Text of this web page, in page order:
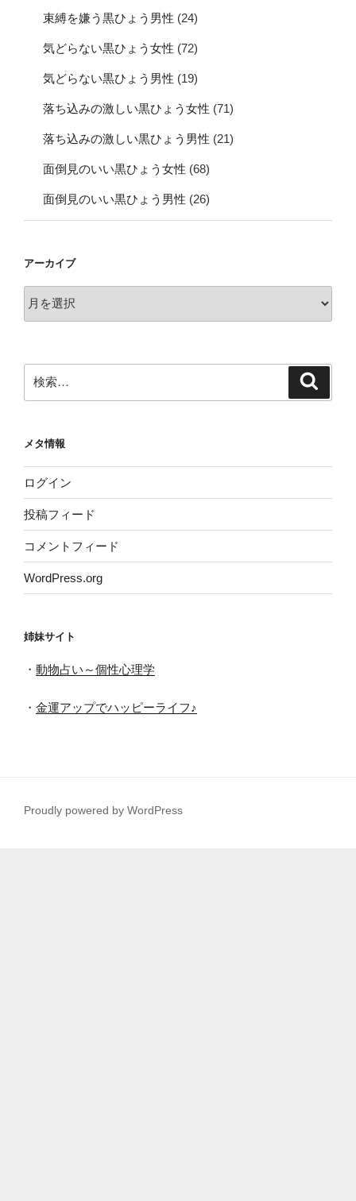
束縛を嫌う黒ひょう男性 (24)
気どらない黒ひょう女性 (72)
気どらない黒ひょう男性 (19)
落ち込みの激しい黒ひょう女性 (71)
落ち込みの激しい黒ひょう男性 (21)
面倒見のいい黒ひょう女性 (68)
面倒見のいい黒ひょう男性 (26)
アーカイブ
ー
索:
メタ情報
ログイン
投稿フィード
コメントフィード
WordPress.org
姉妹サイト
・ 動物占い～個性心理学
・ 金運アップでハッピーライフ♪
Proudly powered by WordPress